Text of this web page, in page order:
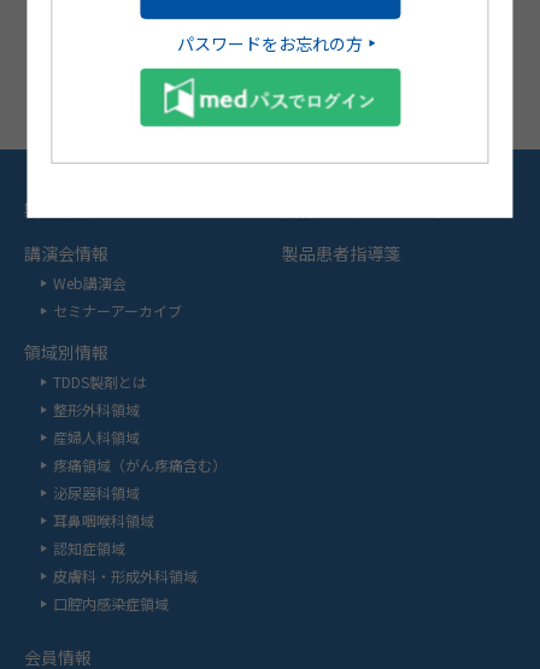
前のページへ戻る
製品情報
講演会情報
Web講演会
セミナーアーカイブ
領域別情報
TDDS製剤とは
整形外科領域
産婦人科領域
疼痛領域（がん疼痛含む）
泌尿器科領域
耳鼻咽喉科領域
認知症領域
皮膚科・形成外科領域
口腔内感染症領域
製品患者指導箋
会員情報
パスワードをお忘れの方